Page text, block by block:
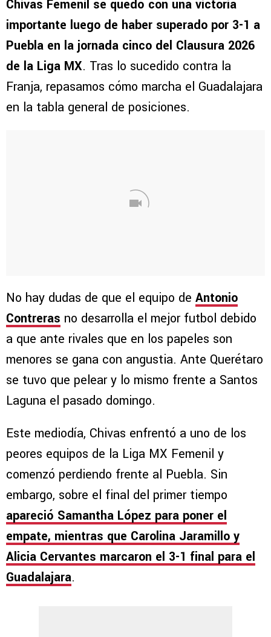
Chivas Femenil se quedó con una victoria
importante luego de haber superado por 3-1 a
Puebla en la jornada cinco del Clausura 2026
de la Liga MX. Tras lo sucedido contra la
Franja, repasamos cómo marcha el Guadalajara
en la tabla general de posiciones.
No hay dudas de que el equipo de Antonio
Contreras no desarrolla el mejor futbol debido
a que ante rivales que en los papeles son
menores se gana con angustia. Ante Querétaro
se tuvo que pelear y lo mismo frente a Santos
Laguna el pasado domingo.
Este mediodía, Chivas enfrentó a uno de los
peores equipos de la Liga MX Femenil y
comenzó perdiendo frente al Puebla. Sin
embargo, sobre el final del primer tiempo
apareció Samantha López para poner el
empate, mientras que Carolina Jaramillo y
Alicia Cervantes marcaron el 3-1 final para el
Guadalajara.